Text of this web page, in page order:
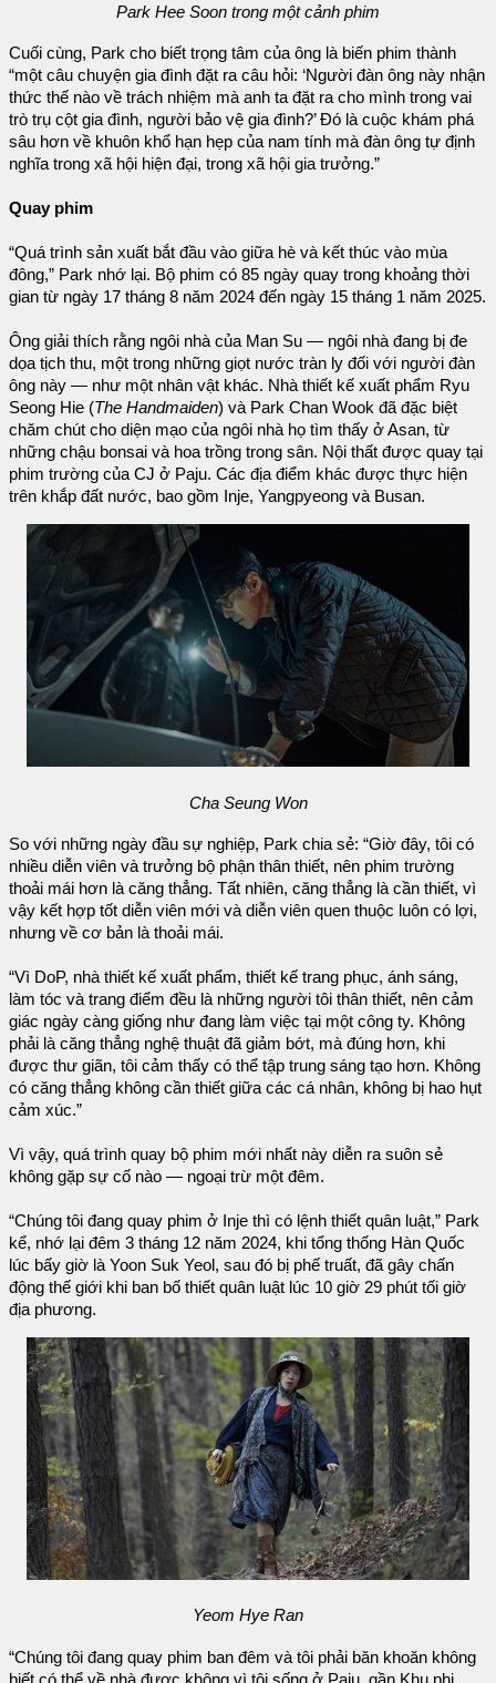
Park Hee Soon trong một cảnh phim
Cuối cùng, Park cho biết trọng tâm của ông là biến phim thành
“một câu chuyện gia đình đặt ra câu hỏi: ‘Người đàn ông này nhận
thức thế nào về trách nhiệm mà anh ta đặt ra cho mình trong vai
trò trụ cột gia đình, người bảo vệ gia đình?’ Đó là cuộc khám phá
sâu hơn về khuôn khổ hạn hẹp của nam tính mà đàn ông tự định
nghĩa trong xã hội hiện đại, trong xã hội gia trưởng.”
Quay phim
“Quá trình sản xuất bắt đầu vào giữa hè và kết thúc vào mùa
đông,” Park nhớ lại. Bộ phim có 85 ngày quay trong khoảng thời
gian từ ngày 17 tháng 8 năm 2024 đến ngày 15 tháng 1 năm 2025.
Ông giải thích rằng ngôi nhà của Man Su — ngôi nhà đang bị đe
dọa tịch thu, một trong những giọt nước tràn ly đối với người đàn
ông này — như một nhân vật khác. Nhà thiết kế xuất phẩm Ryu
Seong Hie (The Handmaiden) và Park Chan Wook đã đặc biệt
chăm chút cho diện mạo của ngôi nhà họ tìm thấy ở Asan, từ
những chậu bonsai và hoa trồng trong sân. Nội thất được quay tại
phim trường của CJ ở Paju. Các địa điểm khác được thực hiện
trên khắp đất nước, bao gồm Inje, Yangpyeong và Busan.
Cha Seung Won
So với những ngày đầu sự nghiệp, Park chia sẻ: “Giờ đây, tôi có
nhiều diễn viên và trưởng bộ phận thân thiết, nên phim trường
thoải mái hơn là căng thẳng. Tất nhiên, căng thẳng là cần thiết, vì
vậy kết hợp tốt diễn viên mới và diễn viên quen thuộc luôn có lợi,
nhưng về cơ bản là thoải mái.
“Vì DoP, nhà thiết kế xuất phẩm, thiết kế trang phục, ánh sáng,
làm tóc và trang điểm đều là những người tôi thân thiết, nên cảm
giác ngày càng giống như đang làm việc tại một công ty. Không
phải là căng thẳng nghệ thuật đã giảm bớt, mà đúng hơn, khi
được thư giãn, tôi cảm thấy có thể tập trung sáng tạo hơn. Không
có căng thẳng không cần thiết giữa các cá nhân, không bị hao hụt
cảm xúc.”
Vì vậy, quá trình quay bộ phim mới nhất này diễn ra suôn sẻ
không gặp sự cố nào — ngoại trừ một đêm.
“Chúng tôi đang quay phim ở Inje thì có lệnh thiết quân luật,” Park
kể, nhớ lại đêm 3 tháng 12 năm 2024, khi tổng thống Hàn Quốc
lúc bấy giờ là Yoon Suk Yeol, sau đó bị phế truất, đã gây chấn
động thế giới khi ban bố thiết quân luật lúc 10 giờ 29 phút tối giờ
địa phương.
Yeom Hye Ran
“Chúng tôi đang quay phim ban đêm và tôi phải băn khoăn không